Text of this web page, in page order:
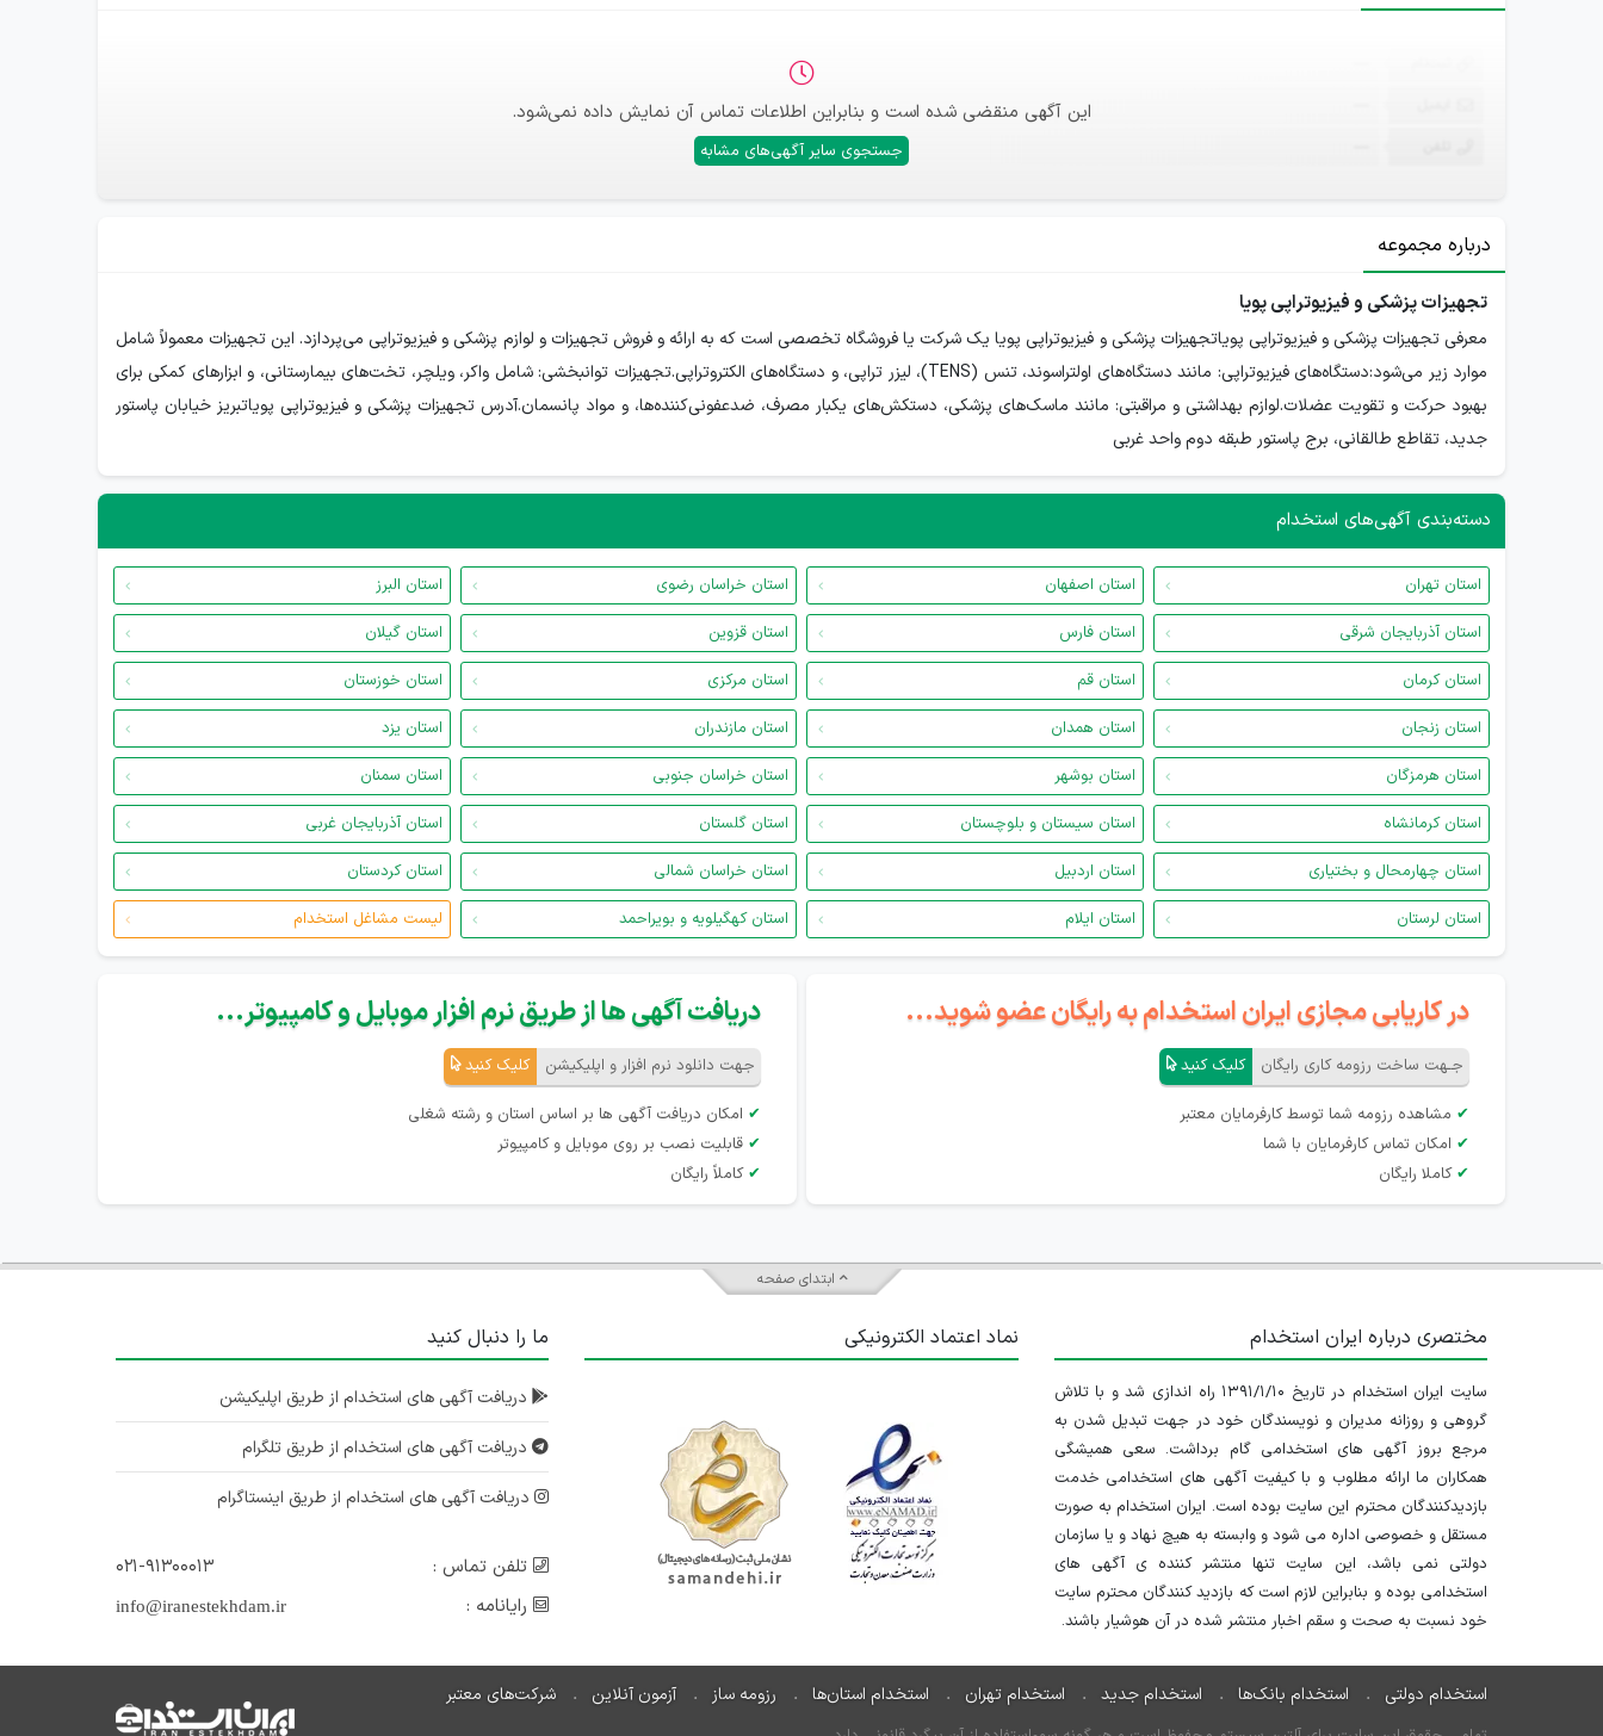
این آگهی منقضی شده است و بنابراین اطلاعات تماس آن نمایش داده نمی‌شود.
جستجوی سایر آگهی‌های مشابه
درباره مجموعه
تجهیزات پزشکی و فیزیوتراپی پویا
معرفی تجهیزات پزشکی و فیزیوتراپی پویاتجهیزات پزشکی و فیزیوتراپی پویا یک شرکت یا فروشگاه تخصصی است که به ارائه و فروش تجهیزات و لوازم پزشکی و فیزیوتراپی می‌پردازد. این تجهیزات معمولاً شامل
موارد زیر می‌شود:دستگاه‌های فیزیوتراپی: مانند دستگاه‌های اولتراسوند، تنس (TENS)، لیزر تراپی، و دستگاه‌های الکتروتراپی.تجهیزات توانبخشی: شامل واکر، ویلچر، تخت‌های بیمارستانی، و ابزارهای کمکی برای
بهبود حرکت و تقویت عضلات.لوازم بهداشتی و مراقبتی: مانند ماسک‌های پزشکی، دستکش‌های یکبار مصرف، ضدعفونی‌کننده‌ها، و مواد پانسمان.آدرس تجهیزات پزشکی و فیزیوتراپی پویاتبریز خیابان پاستور
جدید، تقاطع طالقانی، برج پاستور طبقه دوم واحد غربی
دسته‌بندی آگهی‌های استخدام
استان تهران استان اصفهان استان خراسان رضوی
استان البرز
استان آذربایجان شرقی
استان فارس استان قزوین
استان گیلان
استان کرمان
استان قم استان مرکزی
استان خوزستان
استان زنجان
استان همدان استان مازندران
استان یزد
استان هرمزگان
استان بوشهر استان خراسان جنوبی
استان سمنان
استان کرمانشاه
استان سیستان و بلوچستان استان گلستان
استان آذربایجان غربی
استان چهارمحال و بختیاری
استان اردبیل استان خراسان شمالی
استان کردستان
استان لرستان
استان ایلام استان کهگیلویه و بویراحمد لیست مشاغل استخدام
در کاریابی مجازی ایران استخدام به رایگان عضو شوید...
جـهت ساخت رزومه کاری رایگان کلیک کنید
✔ مشاهده رزومه شما توسط کارفرمایان معتبر
✔ امکان تماس کارفرمایان با شما
✔ کاملا رایگان
دریافت آگهی ها از طریق نرم افزار موبایل و کامپیوتر...
جهت دانلود نرم افزار و اپلیکیشن کلیک کنید
✔ امکان دریافت آگهی ها بر اساس استان و رشته شغلی
✔ قابلیت نصب بر روی موبایل و کامپیوتر
✔ کاملاً رایگان
ابتدای صفحه
مختصری درباره ایران استخدام
سایت ایران استخدام در تاریخ ۱۳۹۱/۱/۱۰ راه اندازی شد و با تلاش
گروهی و روزانه مدیران و نویسندگان خود در جهت تبدیل شدن به
مرجع بروز آگهی های استخدامی گام برداشت. سعی همیشگی
همکاران ما ارائه مطلوب و با کیفیت آگهی های استخدامی خدمت
بازدیدکنندگان محترم این سایت بوده است. ایران استخدام به صورت
مستقل و خصوصی اداره می شود و وابسته به هیچ نهاد و یا سازمان
دولتی نمی باشد، این سایت تنها منتشر کننده ی آگهی های
استخدامی بوده و بنابراین لازم است که بازدید کنندگان محترم سایت
خود نسبت به صحت و سقم اخبار منتشر شده در آن هوشیار باشند.
نماد اعتماد الکترونیکی ما را دنبال کنید
دریافت آگهی های استخدام از طریق اپلیکیشن
دریافت آگهی های استخدام از طریق تلگرام
دریافت آگهی های استخدام از طریق اینستاگرام
تلفن تماس :
۰۲۱-۹۱۳۰۰۰۱۳
رایانامه :
info@iranestekhdam.ir
استخدام دولتی استخدام بانک‌ها استخدام جدید استخدام تهران استخدام استان‌ها رزومه ساز آزمون آنلاین شرکت‌های معتبر